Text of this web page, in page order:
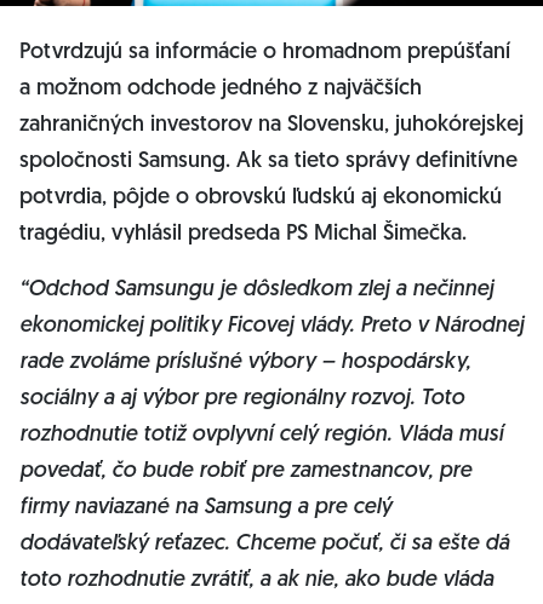
Potvrdzujú sa informácie o hromadnom prepúšťaní
a možnom odchode jedného z najväčších
zahraničných investorov na Slovensku, juhokórejskej
spoločnosti Samsung. Ak sa tieto správy definitívne
potvrdia, pôjde o obrovskú ľudskú aj ekonomickú
tragédiu, vyhlásil predseda PS Michal Šimečka.
“Odchod Samsungu je dôsledkom zlej a nečinnej
ekonomickej politiky Ficovej vlády. Preto v Národnej
rade zvoláme príslušné výbory – hospodársky,
sociálny a aj výbor pre regionálny rozvoj. Toto
rozhodnutie totiž ovplyvní celý región. Vláda musí
povedať, čo bude robiť pre zamestnancov, pre
firmy naviazané na Samsung a pre celý
dodávateľský reťazec. Chceme počuť, či sa ešte dá
toto rozhodnutie zvrátiť, a ak nie, ako bude vláda